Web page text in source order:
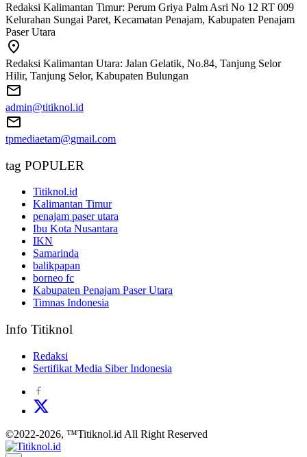
Redaksi Kalimantan Timur: Perum Griya Palm Asri No 12 RT 009
Kelurahan Sungai Paret, Kecamatan Penajam, Kabupaten Penajam
Paser Utara
Redaksi Kalimantan Utara: Jalan Gelatik, No.84, Tanjung Selor
Hilir, Tanjung Selor, Kabupaten Bulungan
admin@titiknol.id
tpmediaetam@gmail.com
tag POPULER
Titiknol.id
Kalimantan Timur
penajam paser utara
Ibu Kota Nusantara
IKN
Samarinda
balikpapan
borneo fc
Kabupaten Penajam Paser Utara
Timnas Indonesia
Info Titiknol
Redaksi
Sertifikat Media Siber Indonesia
©2022-2026, ™Titiknol.id All Right Reserved